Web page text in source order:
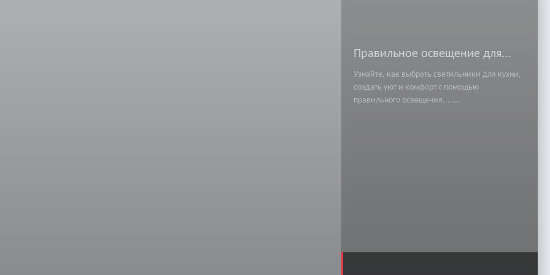
Правильное освещение для...
Узнайте, как выбрать светильники для кухни,
создать уют и комфорт с помощью
правильного освещения.......